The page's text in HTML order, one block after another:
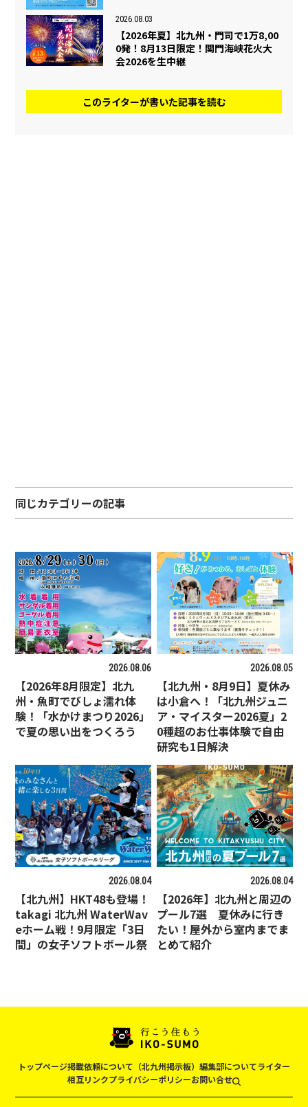
2026.08.03
【2026年夏】北九州・門司で1万8,00
0発！8月13日限定！関門海峡花火大
会2026を生中継
このライターが書いた記事を読む
同じカテゴリーの記事
2026.08.06
【2026年8月限定】北九
州・魚町でびしょ濡れ体
験！「水かけまつり2026」
で夏の思い出をつくろう
2026.08.05
【北九州・8月9日】夏休み
は小倉へ！「北九州ジュニ
ア・マイスター2026夏」2
0種超のお仕事体験で自由
研究も1日解決
2026.08.04
【北九州】HKT48も登場！
takagi 北九州 WaterWav
eホーム戦！9月限定「3日
間」の女子ソフトボール祭
2026.08.04
【2026年】北九州と周辺の
プール7選 夏休みに行き
たい！屋外から室内までま
とめて紹介
トップページ掲載依頼について（北九州掲示板） 編集部についてライター
相互リンクプライバシーポリシーお問い合せ